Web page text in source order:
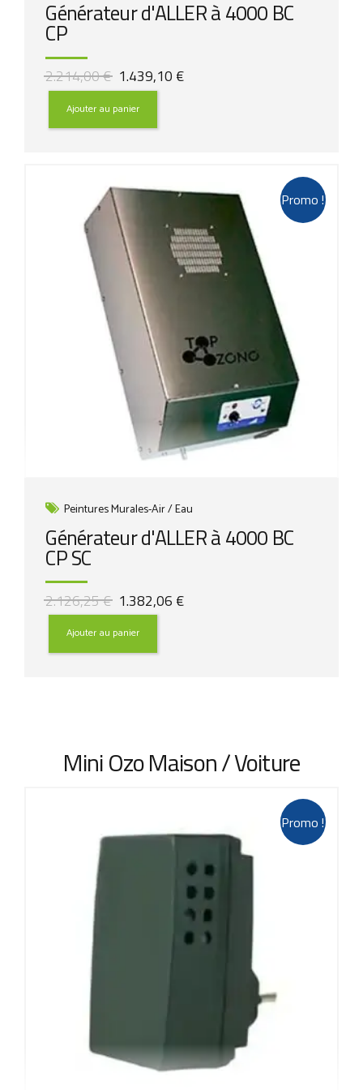
Générateur d'ALLER à 4000 BC
CP
2.214,00€ Le
prix
initial
était :
1.439,10 €Le
Ajouter au panier
Promo !
Peintures Murales-Air / Eau
Générateur d'ALLER à 4000 BC
CP SC
2.126,25€ Le
prix
initial
était :
1.382,06 €Le
Ajouter au panier
Mini Ozo Maison / Voiture
Promo !